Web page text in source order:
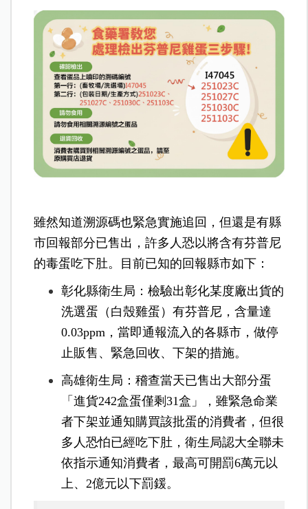
雖然知道溯源碼也緊急實施追回，但還是有縣
市回報部分已售出，許多人恐以將含有芬普尼
的毒蛋吃下肚。目前已知的回報縣市如下：
彰化縣衛生局：檢驗出彰化某度廠出貨的
洗選蛋（白殼雞蛋）有芬普尼，含量達
0.03ppm，當即通報流入的各縣市，做停
止販售、緊急回收、下架的措施。
高雄衛生局：稽查當天已售出大部分蛋
「進貨242盒蛋僅剩31盒」，雖緊急命業
者下架並通知購買該批蛋的消費者，但很
多人恐怕已經吃下肚，衛生局認大全聯未
依指示通知消費者，最高可開罰6萬元以
上、2億元以下罰鍰。